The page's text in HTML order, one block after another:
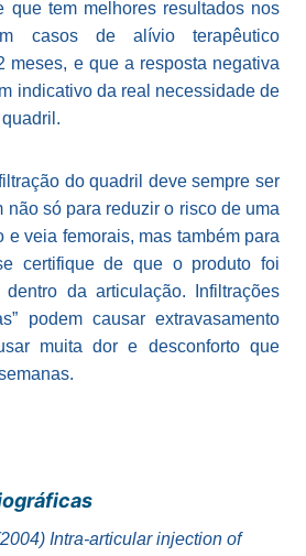
que tem melhores resultados nos
casos de alívio terapêutico
meses, e que a resposta negativa
indicativo da real necessidade de
do quadril deve sempre ser
não só para reduzir o risco de uma
e veia femorais, mas também para
certifique de que o produto foi
dentro da articulação. Infiltrações
podem causar extravasamento
muita dor e desconforto que
Intra-articular injection of